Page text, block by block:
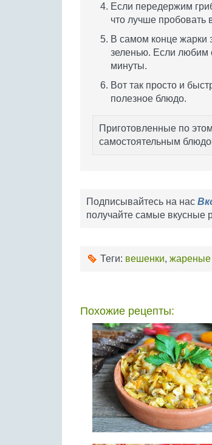
Если передержим
что лучше пробовать
В самом конце жарки
зеленью. Если любим
минуты.
Вот так просто и
полезное блюдо.
Приготовленные по
самостоятельным
Подписывайтесь на нас
получайте самые вкусные
Теги: вешенки, жареные
Похожие рецепты: